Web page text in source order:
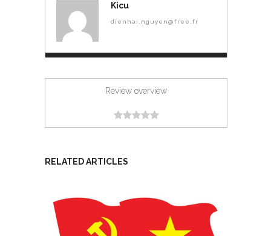
Kicu
dienhai.nguyen@free.fr
Review overview
RELATED ARTICLES